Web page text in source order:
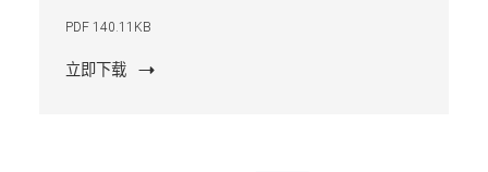
PDF 140.11KB
立即下载